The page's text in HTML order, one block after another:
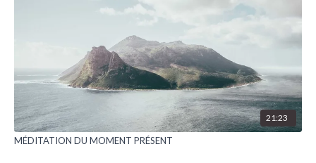
21:23
MÉDITATION DU MOMENT PRÉSENT